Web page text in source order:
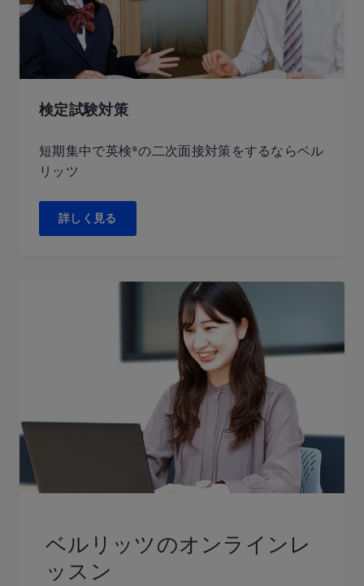
検定試験対策
短期集中で英検®の二次面接対策をするならベル
リッツ
詳しく見る
ベルリッツのオンラインレ
ッスン